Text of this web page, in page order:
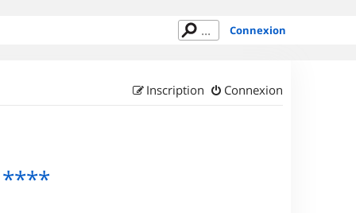
Connexion
Connexion
Inscription
****